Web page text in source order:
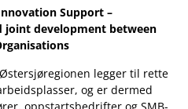
Support –
joint development between
legger til rette
og er dermed
oppstartsbedrifter og SMB-